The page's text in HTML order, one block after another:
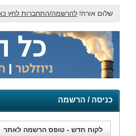
שלום אורח! להרשמה/התחברות לחץ
כניסה / הרשמה
לקוח חדש - טופס הרשמה לאתר